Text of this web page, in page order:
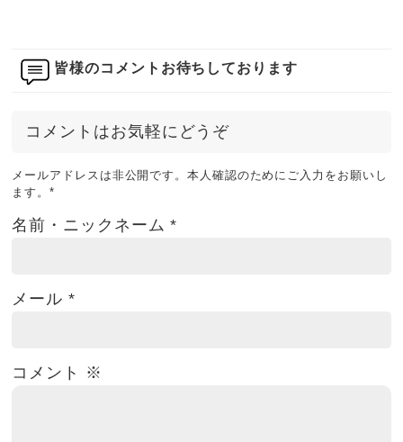
皆様のコメントお待ちしております
コメントはお気軽にどうぞ
メールアドレスは非公開です。本人確認のためにご入力をお願いし
ます。*
名前・ニックネーム*
メール*
コメント ※